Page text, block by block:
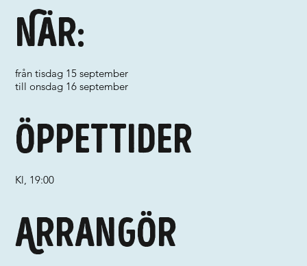
När:
från tisdag 15 september
till onsdag 16 september
Arrangör
Öppettider
Kl, 19:00